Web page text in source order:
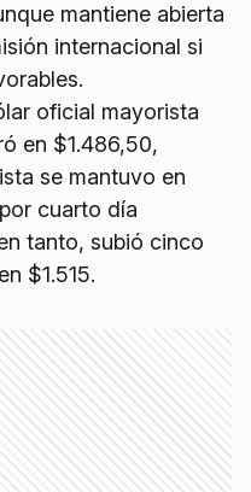
mantiene abierta
internacional si
oficial mayorista
en $1.486,50,
se mantuvo en
cuarto día
tanto, subió cinco
$1.515.